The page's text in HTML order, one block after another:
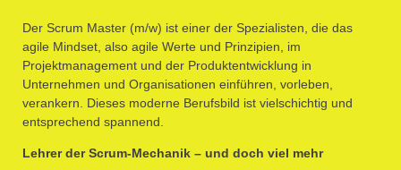
Der Scrum Master (m/w) ist einer der Spezialisten, die das
agile Mindset, also agile Werte und Prinzipien, im
Projektmanagement und der Produktentwicklung in
Unternehmen und Organisationen einführen, vorleben,
verankern. Dieses moderne Berufsbild ist vielschichtig und
entsprechend spannend.
Lehrer der Scrum-Mechanik – und doch viel mehr